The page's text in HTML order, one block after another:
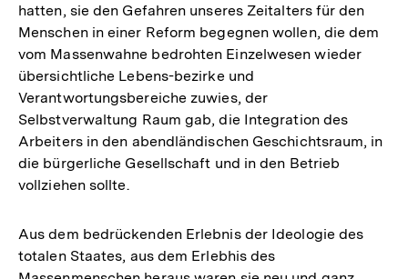
hatten, sie den Gefahren unseres Zeitalters für den
Menschen in einer Reform begegnen wollen, die dem
vom Massenwahne bedrohten Einzelwesen wieder
übersichtliche Lebens-bezirke und
Verantwortungsbereiche zuwies, der
Selbstverwaltung Raum gab, die Integration des
Arbeiters in den abendländischen Geschichtsraum, in
die bürgerliche Gesellschaft und in den Betrieb
vollziehen sollte.
Aus dem bedrückenden Erlebnis der Ideologie des
totalen Staates, aus dem Erlebhis des